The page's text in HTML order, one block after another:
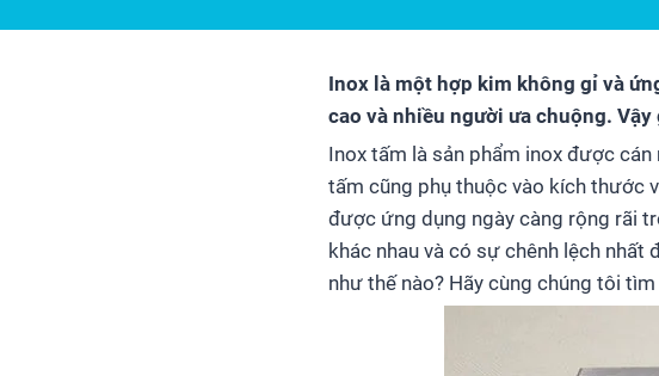
Inox là một hợp kim không gỉ và
cao và nhiều người ưa chuộng.
Inox tấm là sản phẩm inox được
tấm cũng phụ thuộc vào kích thước
được ứng dụng ngày càng rộng rãi
khác nhau và có sự chênh lệch
như thế nào? Hãy cùng chúng tôi